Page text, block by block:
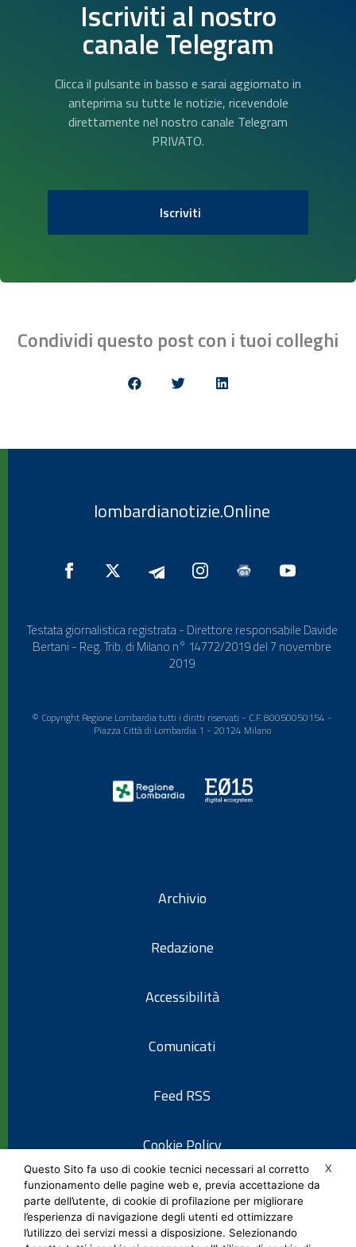
Iscriviti al nostro
canale Telegram
Clicca il pulsante in basso e sarai aggiornato in
anteprima su tutte le notizie, ricevendole
direttamente nel nostro canale Telegram
PRIVATO.
Iscriviti
Condividi questo post con i tuoi colleghi
lombardianotizie.Online
Testata giornalistica registrata - Direttore responsabile Davide
Bertani - Reg. Trib. di Milano n° 14772/2019 del 7 novembre
2019
© Copyright Regione Lombardia tutti i diritti riservati - C.F. 80050050154 -
Piazza Città di Lombardia 1 - 20124 Milano
Archivio
Redazione
Accessibilità
Comunicati
Feed RSS
Cookie Policy
Informativa privacy
X
Questo Sito fa uso di cookie tecnici necessari al corretto
funzionamento delle pagine web e, previa accettazione da
parte dell’utente, di cookie di profilazione per migliorare
l’esperienza di navigazione degli utenti ed ottimizzare
l’utilizzo dei servizi messi a disposizione. Selezionando